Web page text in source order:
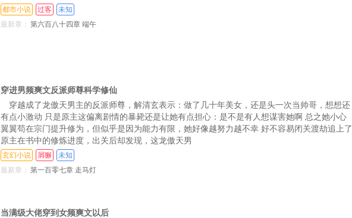
都市小说 过客
未知
最新章： 第六百八十四章 端午
穿进男频爽文反派师尊科学修仙
穿越成了龙傲天男主的反派师尊，解清玄表示：做了几十年美女，还是头一次当帅哥，想想还
有点小激动 只是原主这偏离剧情的暴毙还是让她有点担心：是不是有人想谋害她啊 总之她小心
翼翼苟在宗门提升修为，但似乎是因为能力有限，她好像越努力越不幸 好不容易闭关渡劫追上了
原主在书中的修炼进度，出关后却发现，这龙傲天男
玄幻小说 屑獬
未知
最新章： 第一百零七章 走马灯
当满级大佬穿到女频爽文以后